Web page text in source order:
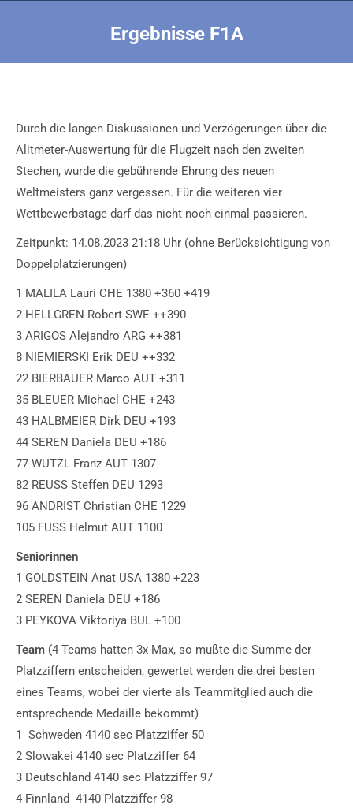
Ergebnisse F1A
Durch die langen Diskussionen und Verzögerungen über die
Alitmeter-Auswertung für die Flugzeit nach den zweiten
Stechen, wurde die gebührende Ehrung des neuen
Weltmeisters ganz vergessen. Für die weiteren vier
Wettbewerbstage darf das nicht noch einmal passieren.
Zeitpunkt: 14.08.2023 21:18 Uhr (ohne Berücksichtigung von
Doppelplatzierungen)
1 MALILA Lauri CHE 1380 +360 +419
2 HELLGREN Robert SWE ++390
3 ARIGOS Alejandro ARG ++381
8 NIEMIERSKI Erik DEU ++332
22 BIERBAUER Marco AUT +311
35 BLEUER Michael CHE +243
43 HALBMEIER Dirk DEU +193
44 SEREN Daniela DEU +186
77 WUTZL Franz AUT 1307
82 REUSS Steffen DEU 1293
96 ANDRIST Christian CHE 1229
105 FUSS Helmut AUT 1100
Seniorinnen
1 GOLDSTEIN Anat USA 1380 +223
2 SEREN Daniela DEU +186
3 PEYKOVA Viktoriya BUL +100
Team (4 Teams hatten 3x Max, so mußte die Summe der
Platzziffern entscheiden, gewertet werden die drei besten
eines Teams, wobei der vierte als Teammitglied auch die
entsprechende Medaille bekommt)
1 Schweden 4140 sec Platzziffer 50
2 Slowakei 4140 sec Platzziffer 64
3 Deutschland 4140 sec Platzziffer 97
4 Finnland 4140 Platzziffer 98